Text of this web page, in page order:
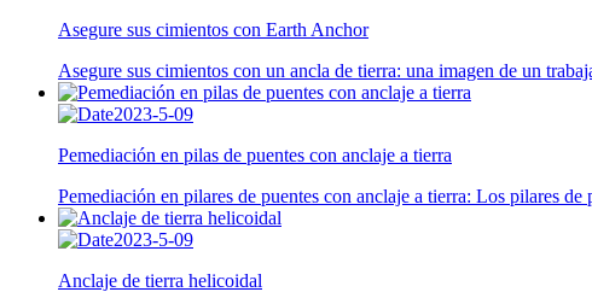
Asegure sus cimientos con Earth Anchor
Asegure sus cimientos con un ancla de tierra: una imagen de un
2023-5-09
Pemediación en pilas de puentes con anclaje a tierra
Pemediación en pilares de puentes con anclaje a tierra: Los pilares
2023-5-09
Anclaje de tierra helicoidal